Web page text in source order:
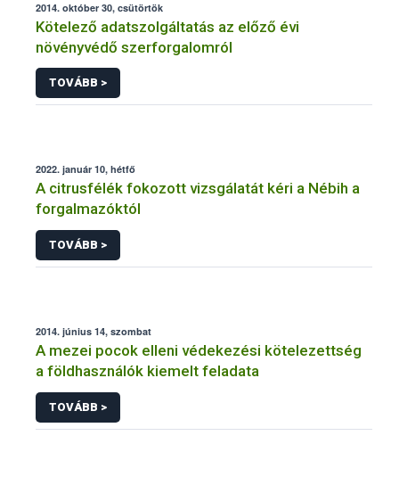
2014. október 30, csütörtök
Kötelező adatszolgáltatás az előző évi
növényvédő szerforgalomról
TOVÁBB >
2022. január 10, hétfő
A citrusfélék fokozott vizsgálatát kéri a Nébih a
forgalmazóktól
TOVÁBB >
2014. június 14, szombat
A mezei pocok elleni védekezési kötelezettség
a földhasználók kiemelt feladata
TOVÁBB >